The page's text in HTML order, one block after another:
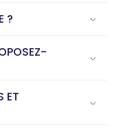
?
ET